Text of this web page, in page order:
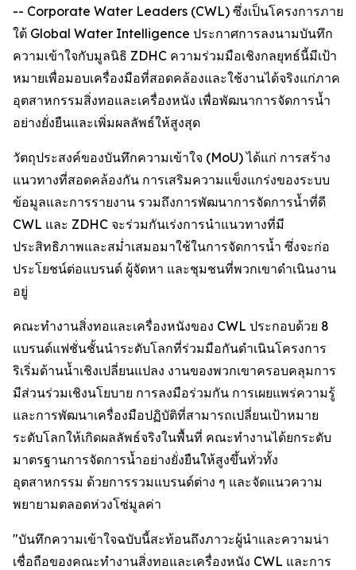
-- Corporate Water Leaders (CWL) ซึ่งเป็นโครงการภาย
ใต้ Global Water Intelligence ประกาศการลงนามบันทึก
ความเข้าใจกับมูลนิธิ ZDHC ความร่วมมือเชิงกลยุทธ์นี้มีเป้า
หมายเพื่อมอบเครื่องมือที่สอดคล้องและใช้งานได้จริงแก่ภาค
อุตสาหกรรมสิ่งทอและเครื่องหนัง เพื่อพัฒนาการจัดการน้ำ
อย่างยั่งยืนและเพิ่มผลลัพธ์ให้สูงสุด
วัตถุประสงค์ของบันทึกความเข้าใจ (MoU) ได้แก่ การสร้าง
แนวทางที่สอดคล้องกัน การเสริมความแข็งแกร่งของระบบ
ข้อมูลและการรายงาน รวมถึงการพัฒนาการจัดการน้ำที่ดี
CWL และ ZDHC จะร่วมกันเร่งการนำแนวทางที่มี
ประสิทธิภาพและสม่ำเสมอมาใช้ในการจัดการน้ำ ซึ่งจะก่อ
ประโยชน์ต่อแบรนด์ ผู้จัดหา และชุมชนที่พวกเขาดำเนินงาน
อยู่
คณะทำงานสิ่งทอและเครื่องหนังของ CWL ประกอบด้วย 8
แบรนด์แฟชั่นชั้นนำระดับโลกที่ร่วมมือกันดำเนินโครงการ
ริเริ่มด้านน้ำเชิงเปลี่ยนแปลง งานของพวกเขาครอบคลุมการ
มีส่วนร่วมเชิงนโยบาย การลงมือร่วมกัน การเผยแพร่ความรู้
และการพัฒนาเครื่องมือปฏิบัติที่สามารถเปลี่ยนเป้าหมาย
ระดับโลกให้เกิดผลลัพธ์จริงในพื้นที่ คณะทำงานได้ยกระดับ
มาตรฐานการจัดการน้ำอย่างยั่งยืนให้สูงขึ้นทั่วทั้ง
อุตสาหกรรม ด้วยการรวมแบรนด์ต่าง ๆ และจัดแนวความ
พยายามตลอดห่วงโซ่มูลค่า
"บันทึกความเข้าใจฉบับนี้สะท้อนถึงภาวะผู้นำและความน่า
เชื่อถือของคณะทำงานสิ่งทอและเครื่องหนัง CWL และการ